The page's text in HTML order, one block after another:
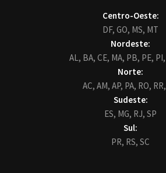
Centro-Oeste:
DF, GO, MS, MT
Nordeste:
AL, BA, CE, MA, PB, PE, PI,
Norte:
AC, AM, AP, PA, RO, RR,
Sudeste:
ES, MG, RJ, SP
Sul:
PR, RS, SC